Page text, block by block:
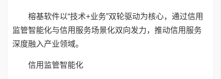
榕基软件以“技术+业务”双轮驱动为核心，通过信用
监管智能化与信用服务场景化双向发力，推动信用服务
深度融入产业领域。
信用监管智能化